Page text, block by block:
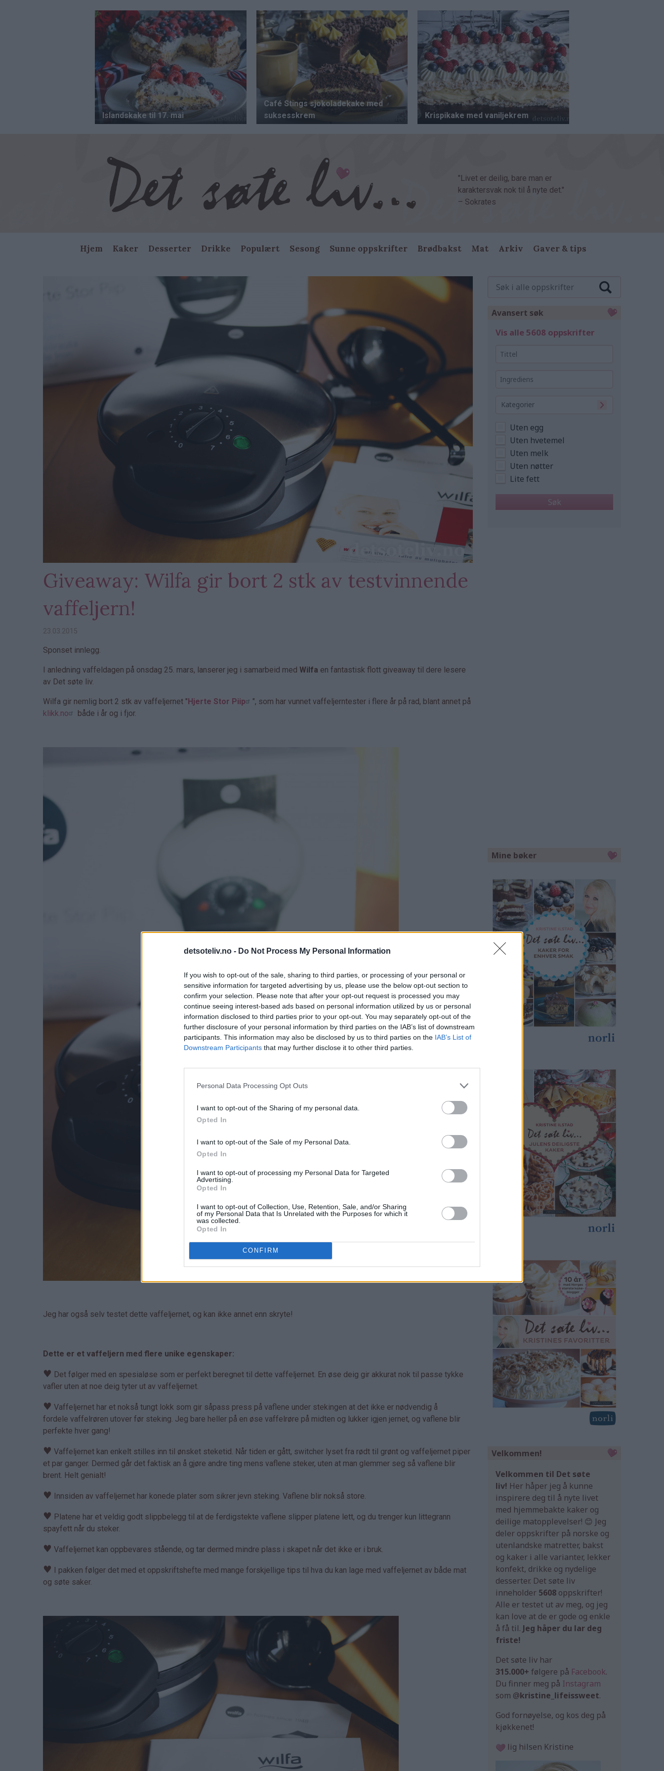
detsoteliv.no - Do Not Process My Personal Information
If you wish to opt-out of the sale, sharing to third parties, or processing of your personal or
sensitive information for targeted advertising by us, please use the below opt-out section to
confirm your selection. Please note that after your opt-out request is processed you may
continue seeing interest-based ads based on personal information utilized by us or personal
information disclosed to third parties prior to your opt-out. You may separately opt-out of the
further disclosure of your personal information by third parties on the IAB’s list of downstream
participants. This information may also be disclosed by us to third parties on the IAB’s List of
Downstream Participants that may further disclose it to other third parties.
Personal Data Processing Opt Outs
I want to opt-out of the Sharing of my personal data.
Opted In
I want to opt-out of the Sale of my Personal Data.
Opted In
I want to opt-out of processing my Personal Data for Targeted
Advertising.
Opted In
I want to opt-out of Collection, Use, Retention, Sale, and/or Sharing
of my Personal Data that Is Unrelated with the Purposes for which it
was collected.
Opted In
CONFIRM
"Livet er deilig, bare man er
karaktersvak nok til å nyte det."
– Sokrates
Main
navigation
Hjem Kaker Desserter Drikke Populært Sesong Sunne oppskrifter Brødbakst Mat Arkiv Gaver & tips
Giveaway: Wilfa gir bort 2 stk av testvinnende
vaffeljern!
23.03.2015
Sponset innlegg.
I anledning vaffeldagen på onsdag 25. mars, lanserer jeg i samarbeid med Wilfa en fantastisk flott giveaway til dere lesere
av Det søte liv.
Wilfa gir nemlig bort 2 stk av vaffeljernet "Hjerte Stor Piip
", som har vunnet vaffeljerntester i flere år på rad, blant annet på
klikk.no
både i år og i fjor.
Jeg har også selv testet dette vaffeljernet, og kan ikke annet enn skryte!
Dette er et vaffeljern med flere unike egenskaper:
♥ Det følger med en spesialøse som er perfekt beregnet til dette vaffeljernet. En øse deig gir akkurat nok til passe tykke
vafler uten at noe deig tyter ut av vaffeljernet.
♥ Vaffeljernet har et nokså tungt lokk som gir såpass press på vaflene under stekingen at det ikke er nødvendig å
fordele vaffelrøren utover før steking. Jeg bare heller på en øse vaffelrøre på midten og lukker igjen jernet, og vaflene blir
perfekte hver gang!
♥ Vaffeljernet kan enkelt stilles inn til ønsket steketid. Når tiden er gått, switcher lyset fra rødt til grønt og vaffeljernet piper
et par ganger. Dermed går det faktisk an å gjøre andre ting mens vaflene steker, uten at man glemmer seg så vaflene blir
brent. Helt genialt!
♥ Innsiden av vaffeljernet har konede plater som sikrer jevn steking. Vaflene blir nokså store.
♥ Platene har et veldig godt slippbelegg til at de ferdigstekte vaflene slipper platene lett, og du trenger kun littegrann
spayfett når du steker.
♥ Vaffeljernet kan oppbevares stående, og tar dermed mindre plass i skapet når det ikke er i bruk.
♥ I pakken følger det med et oppskriftshefte med mange forskjellige tips til hva du kan lage med vaffeljernet av både mat
og søte saker.
Avansert søk
Vis alle 5608 oppskrifter
Kategorier
Uten egg
Uten hvetemel
Uten melk
Uten nøtter
Lite fett
Mine bøker
Velkommen!
Velkommen til Det søte
liv! Her håper jeg å kunne
inspirere deg til å nyte livet
med hjemmebakte kaker og
deilige matopplevelser! 😊 Jeg
deler oppskrifter på norske og
utenlandske matretter, bakst
og kaker i alle varianter, lekker
konfekt, drikke og nydelige
desserter. Det søte liv
inneholder 5608 oppskrifter!
Alle er testet ut av meg, og jeg
kan love at de er gode og enkle
å få til. Jeg håper du lar deg
friste!
Det søte liv har
315.000+ følgere på Facebook.
Du finner meg på Instagram
som @kristine_lifeissweet.
God fornøyelse, og kos deg på
kjøkkenet!
lig hilsen Kristine